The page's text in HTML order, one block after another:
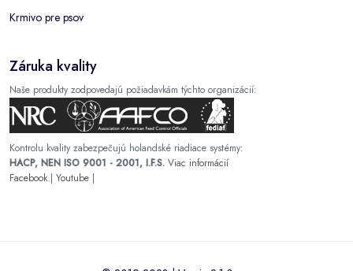
Krmivo pre psov
Záruka kvality
Naše produkty zodpovedajú požiadavkám týchto organizácií:
Kontrolu kvality zabezpečujú holandské riadiace systémy:
HACP, NEN ISO 9001 - 2001, I.F.S. Viac informácií
Facebook| Youtube |